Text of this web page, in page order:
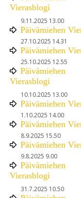
Vierasblogi
9.11.2025 13.00
Päivämiehen
27.10.2025 14.31
Päivämiehen
25.10.2025 12.55
Päivämiehen
Vierasblogi
10.10.2025 13.00
Päivämiehen
1.10.2025 14.00
Päivämiehen
8.9.2025 15.50
Päivämiehen
9.8.2025 9.00
Päivämiehen
Vierasblogi
31.7.2025 10.50